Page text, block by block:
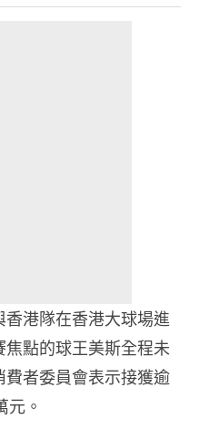
港隊在香港大球場進
點的球王美斯全程未
者委員會表示接獲逾
元。